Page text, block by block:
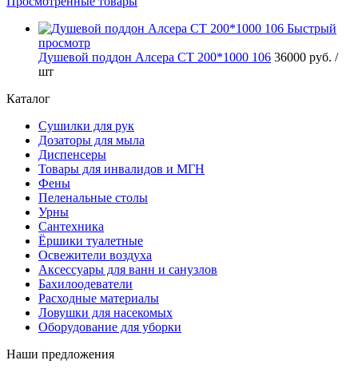
Быстрый
просмотр
Душевой поддон Алсера СТ 200*1000 106 36000 руб. /
шт
Каталог
Сушилки для рук
Дозаторы для мыла
Диспенсеры
Товары для инвалидов и МГН
Фены
Пеленальные столы
Урны
Сантехника
Ёршики туалетные
Освежители воздуха
Аксессуары для ванн и санузлов
Бахилоодеватели
Расходные материалы
Ловушки для насекомых
Оборудование для уборки
Наши предложения